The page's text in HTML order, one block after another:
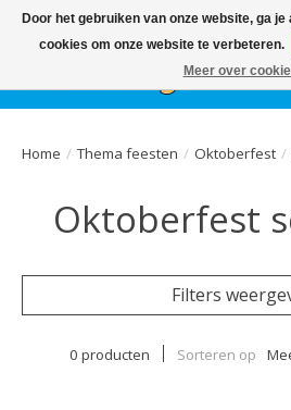
HetGEHELE jaar, grote collectie
Ballonnen | Schmink | Bedrukking |
Home / Thema feesten / Oktoberfest /
Oktoberfest
Filters
0 producten Sorteren op
Door het gebruiken van onze website, ga
cookies om onze website te verbeteren.
Meer over